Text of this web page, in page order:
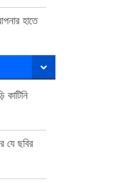
হাতে
যে ছবির